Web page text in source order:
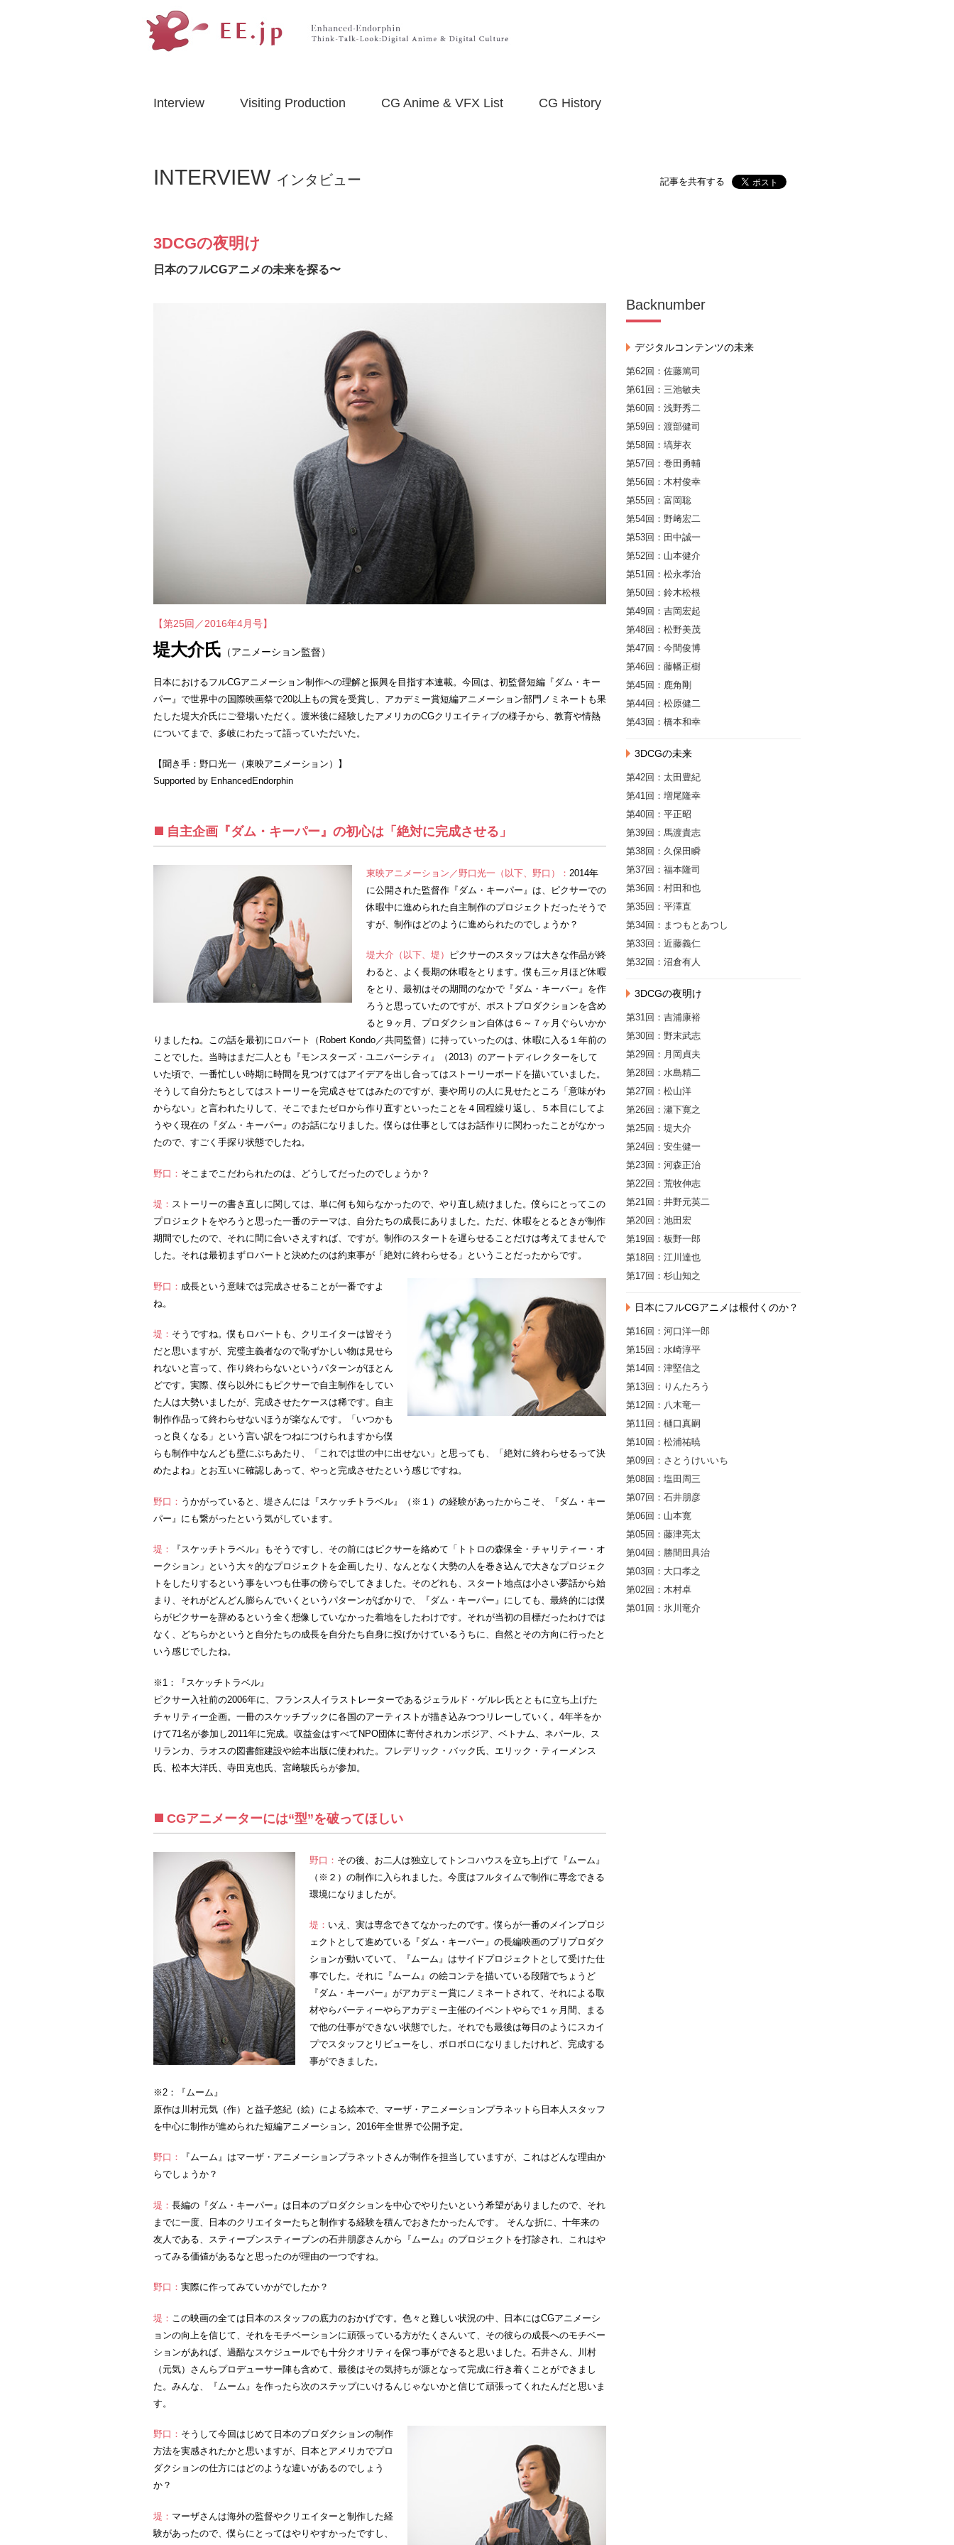
Interview Visiting Production CG Anime & VFX List CG History
記事を共有する
INTERVIEW インタビュー
3DCGの夜明け
日本のフルCGアニメの未来を探る〜
【第25回／2016年4月号】
堤大介氏 （アニメーション監督）
日本におけるフルCGアニメーション制作への理解と振興を目指す本連載。今回は、初監督短編『ダム・キー
パー』で世界中の国際映画祭で20以上もの賞を受賞し、アカデミー賞短編アニメーション部門ノミネートも果
たした堤大介氏にご登場いただく。渡米後に経験したアメリカのCGクリエイティブの様子から、教育や情熱
についてまで、多岐にわたって語っていただいた。
【聞き手：野口光一（東映アニメーション）】
Supported by EnhancedEndorphin
自主企画『ダム・キーパー』の初心は「絶対に完成させる」
東映アニメーション／野口光一（以下、野口）： 2014年
に公開された監督作『ダム・キーパー』は、ピクサーでの
休暇中に進められた自主制作のプロジェクトだったそうで
すが、制作はどのように進められたのでしょうか？
堤大介（以下、堤）
ピクサーのスタッフは大きな作品が終
わると、よく長期の休暇をとります。僕も三ヶ月ほど休暇
をとり、最初はその期間のなかで『ダム・キーパー』を作
ろうと思っていたのですが、ポストプロダクションを含め
ると９ヶ月、プロダクション自体は６～７ヶ月ぐらいかか
りましたね。この話を最初にロバート（Robert Kondo／共同監督）に持っていったのは、休暇に入る１年前の
ことでした。当時はまだ二人とも『モンスターズ・ユニバーシティ』（2013）のアートディレクターをして
いた頃で、一番忙しい時期に時間を見つけてはアイデアを出し合ってはストーリーボードを描いていました。
そうして自分たちとしてはストーリーを完成させてはみたのですが、妻や周りの人に見せたところ「意味がわ
からない」と言われたりして、そこでまたゼロから作り直すといったことを４回程繰り返し、５本目にしてよ
うやく現在の『ダム・キーパー』のお話になりました。僕らは仕事としてはお話作りに関わったことがなかっ
たので、すごく手探り状態でしたね。
野口： そこまでこだわられたのは、どうしてだったのでしょうか？
堤： ストーリーの書き直しに関しては、単に何も知らなかったので、やり直し続けました。僕らにとってこの
プロジェクトをやろうと思った一番のテーマは、自分たちの成長にありました。ただ、休暇をとるときが制作
期間でしたので、それに間に合いさえすれば、ですが。制作のスタートを遅らせることだけは考えてませんで
した。それは最初まずロバートと決めたのは約束事が「絶対に終わらせる」ということだったからです。
野口： 成長という意味では完成させることが一番ですよ
ね。
堤： そうですね。僕もロバートも、クリエイターは皆そう
だと思いますが、完璧主義者なので恥ずかしい物は見せら
れないと言って、作り終わらないというパターンがほとん
どです。実際、僕ら以外にもピクサーで自主制作をしてい
た人は大勢いましたが、完成させたケースは稀です。自主
制作作品って終わらせないほうが楽なんです。「いつかも
っと良くなる」という言い訳をつねにつけられますから僕
らも制作中なんども壁にぶちあたり、「これでは世の中に出せない」と思っても、「絶対に終わらせるって決
めたよね」とお互いに確認しあって、やっと完成させたという感じですね。
野口： うかがっていると、堤さんには『スケッチトラベル』（※１）の経験があったからこそ、『ダム・キー
パー』にも繋がったという気がしています。
堤：
『スケッチトラベル』もそうですし、その前にはピクサーを絡めて「トトロの森保全・チャリティー・オ
ークション」という大々的なプロジェクトを企画したり、なんとなく大勢の人を巻き込んで大きなプロジェク
トをしたりするという事をいつも仕事の傍らでしてきました。そのどれも、スタート地点は小さい夢話から始
まり、それがどんどん膨らんでいくというパターンがばかりで、『ダム・キーパー』にしても、最終的には僕
らがピクサーを辞めるという全く想像していなかった着地をしたわけです。それが当初の目標だったわけでは
なく、どちらかというと自分たちの成長を自分たち自身に投げかけているうちに、自然とその方向に行ったと
いう感じでしたね。
※1：『スケッチトラベル』
ピクサー入社前の2006年に、フランス人イラストレーターであるジェラルド・ゲルレ氏とともに立ち上げた
チャリティー企画。一冊のスケッチブックに各国のアーティストが描き込みつつリレーしていく。4年半をか
けて71名が参加し2011年に完成。収益金はすべてNPO団体に寄付されカンボジア、ベトナム、ネパール、ス
リランカ、ラオスの図書館建設や絵本出版に使われた。フレデリック・バック氏、エリック・ティーメンス
氏、松本大洋氏、寺田克也氏、宮﨑駿氏らが参加。
CGアニメーターには“型”を破ってほしい
野口： その後、お二人は独立してトンコハウスを立ち上げて『ムーム』
（※２）の制作に入られました。今度はフルタイムで制作に専念できる
環境になりましたが。
堤： いえ、実は専念できてなかったのです。僕らが一番のメインプロジ
ェクトとして進めている『ダム・キーパー』の長編映画のプリプロダク
ションが動いていて、『ムーム』はサイドプロジェクトとして受けた仕
事でした。それに『ムーム』の絵コンテを描いている段階でちょうど
『ダム・キーパー』がアカデミー賞にノミネートされて、それによる取
材やらパーティーやらアカデミー主催のイベントやらで１ヶ月間、まる
で他の仕事ができない状態でした。それでも最後は毎日のようにスカイ
プでスタッフとリビューをし、ボロボロになりましたけれど、完成する
事ができました。
※2：『ムーム』
原作は川村元気（作）と益子悠紀（絵）による絵本で、マーザ・アニメーションプラネットら日本人スタッフ
を中心に制作が進められた短編アニメーション。2016年全世界で公開予定。
野口：
『ムーム』はマーザ・アニメーションプラネットさんが制作を担当していますが、これはどんな理由か
らでしょうか？
堤： 長編の『ダム・キーパー』は日本のプロダクションを中心でやりたいという希望がありましたので、それ
までに一度、日本のクリエイターたちと制作する経験を積んでおきたかったんです。 そんな折に、十年来の
友人である、スティーブンスティーブンの石井朋彦さんから『ムーム』のプロジェクトを打診され、これはや
ってみる価値があるなと思ったのが理由の一つですね。
野口： 実際に作ってみていかがでしたか？
堤： この映画の全ては日本のスタッフの底力のおかげです。色々と難しい状況の中、日本にはCGアニメーシ
ョンの向上を信じて、それをモチベーションに頑張っている方がたくさんいて、その彼らの成長へのモチベー
ションがあれば、過酷なスケジュールでも十分クオリティを保つ事ができると思いました。石井さん、川村
（元気）さんらプロデューサー陣も含めて、最後はその気持ちが源となって完成に行き着くことができまし
た。みんな、『ムーム』を作ったら次のステップにいけるんじゃないかと信じて頑張ってくれたんだと思いま
す。
野口： そうして今回はじめて日本のプロダクションの制作
方法を実感されたかと思いますが、日本とアメリカでプロ
ダクションの仕方にはどのような違いがあるのでしょう
か？
堤： マーザさんは海外の監督やクリエイターと制作した経
験があったので、僕らにとってはやりやすかったですし、
Backnumber
デジタルコンテンツの未来
第62回：佐藤篤司
第61回：三池敏夫
第60回：浅野秀二
第59回：渡部健司
第58回：塙芽衣
第57回：巻田勇輔
第56回：木村俊幸
第55回：富岡聡
第54回：野﨑宏二
第53回：田中誠一
第52回：山本健介
第51回：松永孝治
第50回：鈴木松根
第49回：吉岡宏起
第48回：松野美茂
第47回：今間俊博
第46回：藤幡正樹
第45回：鹿角剛
第44回：松原健二
第43回：橋本和幸
3DCGの未来
第42回：太田豊紀
第41回：増尾隆幸
第40回：平正昭
第39回：馬渡貴志
第38回：久保田瞬
第37回：福本隆司
第36回：村田和也
第35回：平澤直
第34回：まつもとあつし
第33回：近藤義仁
第32回：沼倉有人
3DCGの夜明け
第31回：吉浦康裕
第30回：野末武志
第29回：月岡貞夫
第28回：水島精二
第27回：松山洋
第26回：瀬下寛之
第25回：堤大介
第24回：安生健一
第23回：河森正治
第22回：荒牧伸志
第21回：井野元英二
第20回：池田宏
第19回：板野一郎
第18回：江川達也
第17回：杉山知之
日本にフルCGアニメは根付くのか？
第16回：河口洋一郎
第15回：水崎淳平
第14回：津堅信之
第13回：りんたろう
第12回：八木竜一
第11回：樋口真嗣
第10回：松浦祐暁
第09回：さとうけいいち
第08回：塩田周三
第07回：石井朋彦
第06回：山本寛
第05回：藤津亮太
第04回：勝間田具治
第03回：大口孝之
第02回：木村卓
第01回：氷川竜介